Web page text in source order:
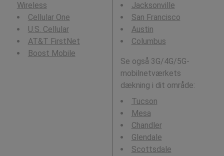
Wireless
Cellular One
U.S. Cellular
AT&T FirstNet
Boost Mobile
Jacksonville
San Francisco
Austin
Columbus
Se også 3G/4G/5G-
mobilnetværkets
dækning i dit område:
Tucson
Mesa
Chandler
Glendale
Scottsdale